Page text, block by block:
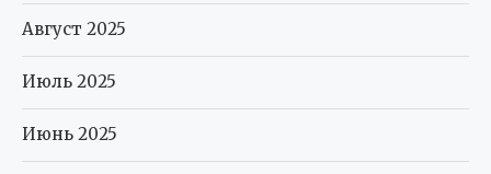
Август 2025
Июль 2025
Июнь 2025